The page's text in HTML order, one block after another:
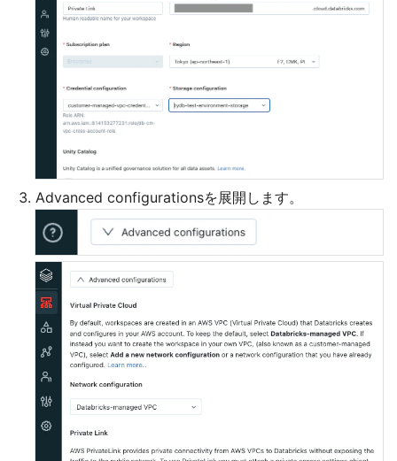
Advanced configurationsを展開します。